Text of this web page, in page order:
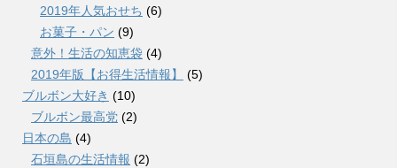
2019年人気おせち (6)
お菓子・パン (9)
意外！生活の知恵袋 (4)
2019年版【お得生活情報】
(5)
ブルボン大好き (10)
ブルボン最高党 (2)
日本の島 (4)
石垣島の生活情報 (2)